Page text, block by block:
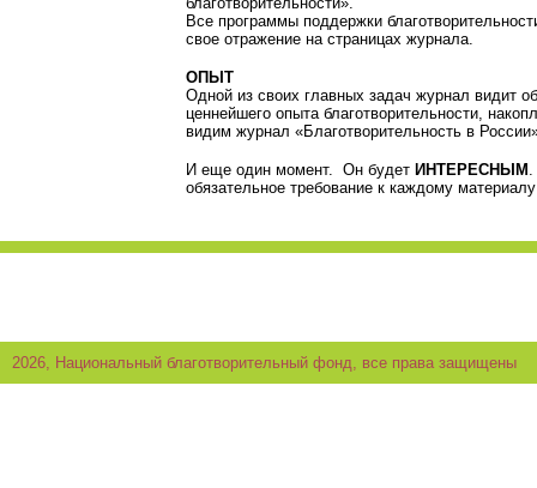
Все программы поддержки
свое отражение на страницах журнала.
ОПЫТ
Одной из своих главных задач журнал видит
ценнейшего опыта благотворительности,
видим журнал «Благотворительность в
И еще один момент. Он будет ИНТЕРЕСНЫМ .
обязательное требование к каждому
2026, Национальный благотворительный фонд, все права защищены